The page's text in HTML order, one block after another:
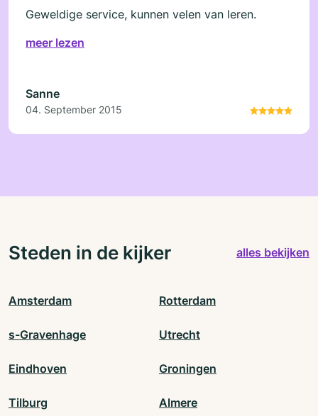
Geweldige service, kunnen velen van leren.
meer lezen
Sanne
04. September 2015
Steden in de kijker alles bekijken
Amsterdam Rotterdam
s-Gravenhage Utrecht
Eindhoven Groningen
Tilburg Almere